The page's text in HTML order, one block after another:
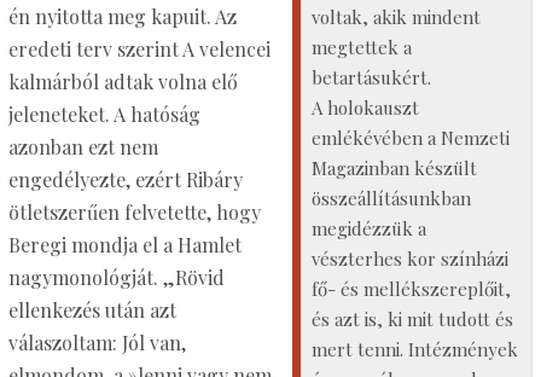
voltak, akik mindent
megtettek a
betartásukért.
A holokauszt
emlékévében a Nemzeti
Magazinban készült
összeállításunkban
megidézzük a
vészterhes kor színházi
fő- és mellékszereplőit,
és azt is, ki mit tudott és
mert tenni. Intézmények
én nyitotta meg kapuit. Az
eredeti terv szerint A velencei
kalmárból adtak volna elő
jeleneteket. A hatóság
azonban ezt nem
engedélyezte, ezért Ribáry
ötletszerűen felvetette, hogy
Beregi mondja el a Hamlet
nagymonológját. „Rövid
ellenkezés után azt
válaszoltam: Jól van,